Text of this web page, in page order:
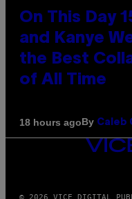
On This Day
and Kanye
the Best
of All Time
18 hours agoBy Caleb
VICE